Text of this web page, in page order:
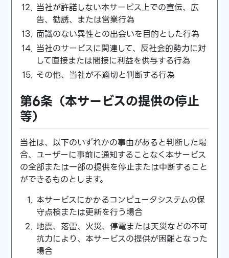
当社が許諾しない本サービス上での宣伝、広
告、勧誘、または営業行為
面識のない異性との出会いを目的とした行為
当社のサービスに関連して、反社会的勢力に対
して直接または間接に利益を供与する行為
その他、当社が不適切と判断する行為
第6条（本サービスの提供の停止
等）
当社は、以下のいずれかの事由があると判断した場
合、ユーザーに事前に通知することなく本サービス
の全部または一部の提供を停止または中断すること
ができるものとします。
本サービスにかかるコンピュータシステムの保
守点検または更新を行う場合
地震、落雷、火災、停電または天災などの不可
抗力により、本サービスの提供が困難となった
場合